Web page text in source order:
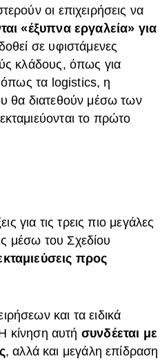
οι επιχειρήσεις να
«έξυπνα εργαλεία» για
σε υφιστάμενες
κλάδους, όπως για
όπως τα logistics, η
θα διατεθούν μέσω των
το πρώτο
για τις τρεις πιο μεγάλες
μέσω του Σχεδίου
προς
και τα ειδικά
κίνηση αυτή συνδέεται με
, αλλά και μεγάλη επίδραση